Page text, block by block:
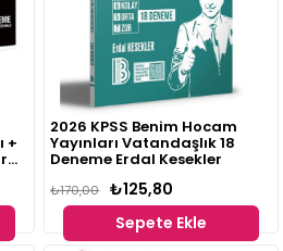
+
2026 KPSS Benim Hocam
Yayınları Vatandaşlık 18
Deneme Erdal Kesekler
₺125,80
₺170,00
Sepete Ekle